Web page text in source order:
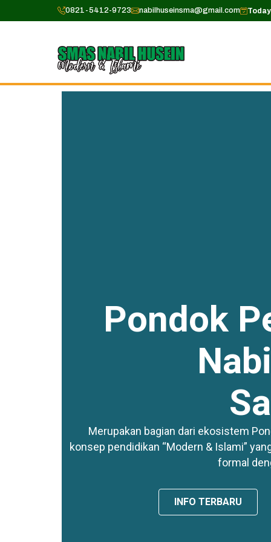
0821-5412-9723 nabilhuseinsma@gmail.com Today
Pondok
Merupakan bagian dari ekosistem
konsep pendidikan “Modern & Islami”
formal
INFO TERBARU